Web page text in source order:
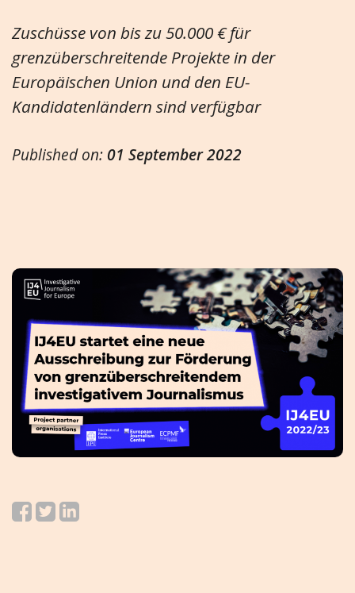
Zuschüsse von bis zu 50.000 € für
grenzüberschreitende Projekte in der
Europäischen Union und den EU-
Kandidatenländern sind verfügbar
Published on: 01 September 2022